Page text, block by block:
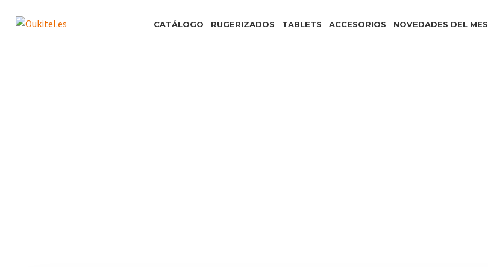
CATÁLOGO RUGERIZADOS TABLETS ACCESORIOS NOVEDADES DEL MES